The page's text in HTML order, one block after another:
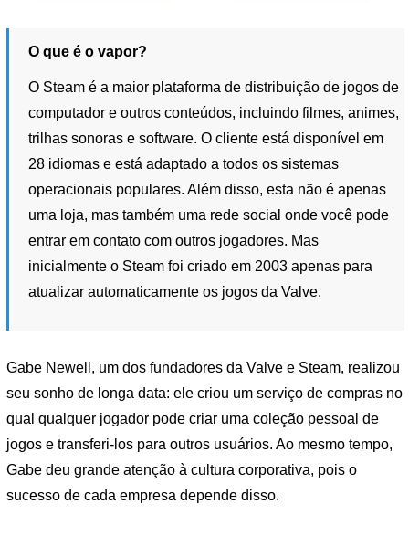
O que é o vapor?
O Steam é a maior plataforma de distribuição de jogos de
computador e outros conteúdos, incluindo filmes, animes,
trilhas sonoras e software. O cliente está disponível em
28 idiomas e está adaptado a todos os sistemas
operacionais populares. Além disso, esta não é apenas
uma loja, mas também uma rede social onde você pode
entrar em contato com outros jogadores. Mas
inicialmente o Steam foi criado em 2003 apenas para
atualizar automaticamente os jogos da Valve.
Gabe Newell, um dos fundadores da Valve e Steam, realizou
seu sonho de longa data: ele criou um serviço de compras no
qual qualquer jogador pode criar uma coleção pessoal de
jogos e transferi-los para outros usuários. Ao mesmo tempo,
Gabe deu grande atenção à cultura corporativa, pois o
sucesso de cada empresa depende disso.